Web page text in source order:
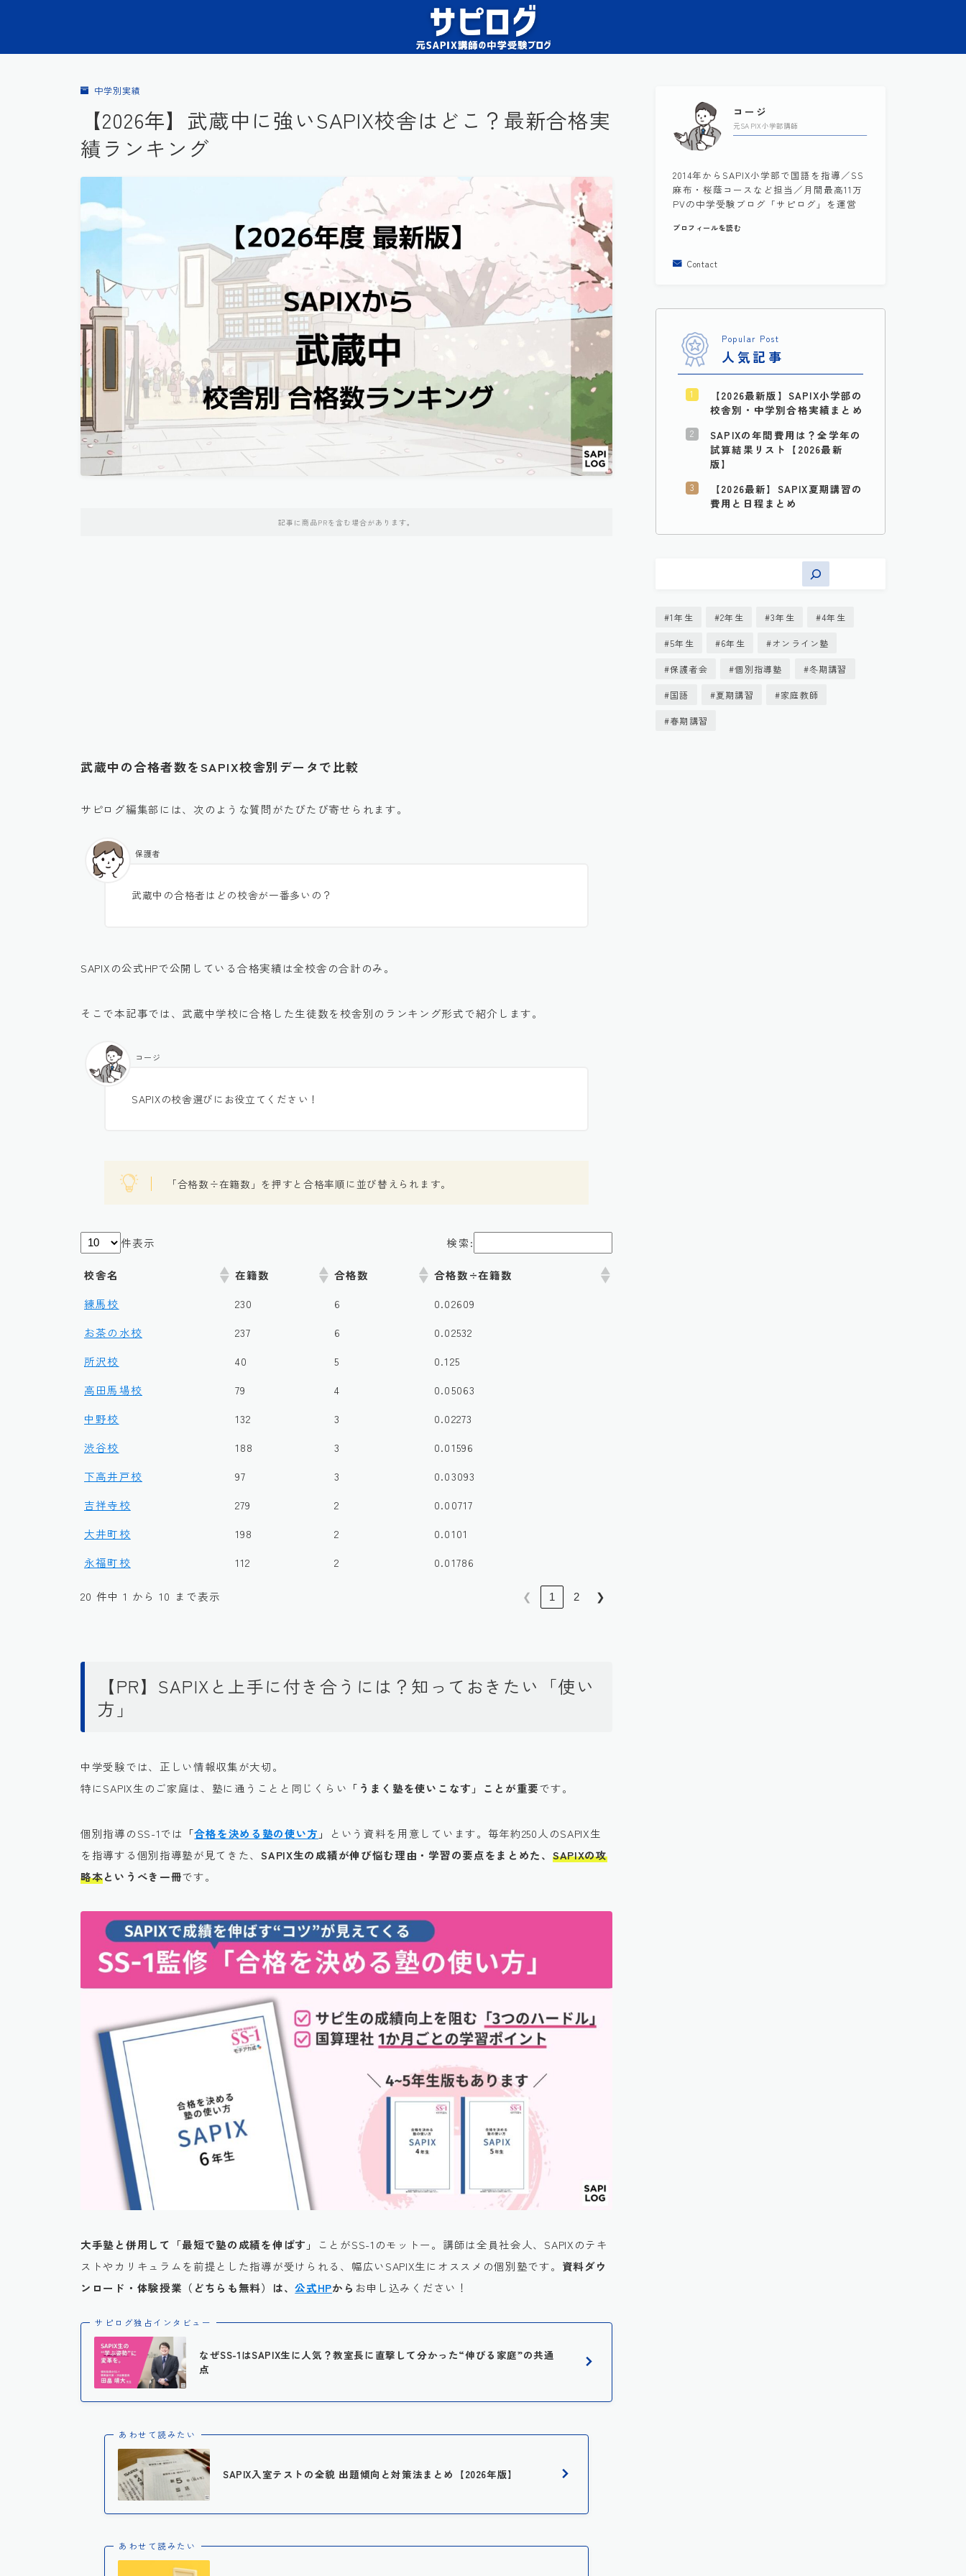
中学別実績
【2026年】武蔵中に強いSAPIX校舎はどこ？最新合格実
績ランキング
記事に商品PRを含む場合があります。
武蔵中の合格者数をSAPIX校舎別データで比較
サピログ編集部には、次のような質問がたびたび寄せられます。
武蔵中の合格者はどの校舎が一番多いの？
保護者
SAPIXの公式HPで公開している合格実績は全校舎の合計のみ。
そこで本記事では、武蔵中学校に合格した生徒数を校舎別のランキング形式で紹介します。
SAPIXの校舎選びにお役立てください！
コージ
「合格数÷在籍数」を押すと合格率順に並び替えられます。
件表示 検索:
校舎名 在籍数 合格数
合格数÷在籍数
練馬校
230 6
0.02609
お茶の水校
237 6
0.02532
所沢校
40 5
0.125
高田馬場校
79 4
0.05063
中野校
132 3
0.02273
渋谷校
188 3
0.01596
下高井戸校
97 3
0.03093
吉祥寺校
279 2
0.00717
大井町校
198 2
0.0101
永福町校
112 2 0.01786
20 件中 1 から 10 まで表示 ❮ 1 2 ❯
【PR】SAPIXと上手に付き合うには？知っておきたい「使い
方」
中学受験では、正しい情報収集が大切。
特にSAPIX生のご家庭は、塾に通うことと同じくらい 「うまく塾を使いこなす」ことが重要です。
個別指導のSS-1では 「合格を決める塾の使い方 」
という資料を用意しています。毎年約250人のSAPIX生
を指導する個別指導塾が見てきた、SAPIX生の成績が伸び悩む理由・学習の要点をまとめた、 SAPIXの攻
略本というべき一冊です。
大手塾と併用して「最短で塾の成績を伸ばす」
ことがSS-1のモットー。講師は全員社会人、SAPIXのテキ
ストやカリキュラムを前提とした指導が受けられる、幅広いSAPIX生にオススメの個別塾です。 資料ダウ
ンロード・体験授業（どちらも無料）は、公式HPから お申し込みください！
サピログ独占インタビュー
なぜSS-1はSAPIX生に人気？教室長に直撃して分かった“伸びる家庭”の共通
点
あわせて読みたい
SAPIX入室テストの全貌 出題傾向と対策法まとめ【2026年版】
あわせて読みたい
コージ
元SAPIX小学部講師
2014年からSAPIX小学部で国語を指導／SS
麻布・桜蔭コースなど担当／月間最高11万
PVの中学受験ブログ「サピログ」を運営
プロフィールを読む
Contact
Popular Post
人気記事
【2026最新版】SAPIX小学部の
校舎別・中学別合格実績まとめ
SAPIXの年間費用は？全学年の
試算結果リスト【2026最新
版】
【2026最新】SAPIX夏期講習の
費用と日程まとめ
1年生 2年生 3年生 4年生
5年生 6年生 オンライン塾
保護者会 個別指導塾 冬期講習
国語 夏期講習 家庭教師
春期講習